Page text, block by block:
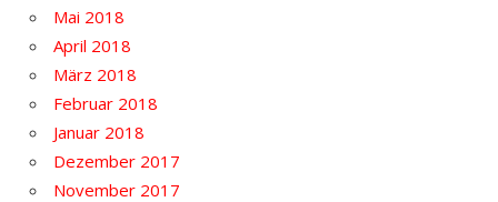
Mai 2018
April 2018
März 2018
Februar 2018
Januar 2018
Dezember 2017
November 2017